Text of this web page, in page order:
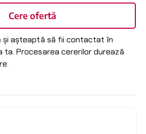
Cere ofertă
așteaptă să fii contactat în
ta. Procesarea cererilor durează